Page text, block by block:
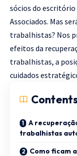
sócios do
Associados. Mas
trabalhistas? Nos
efeitos da
trabalhistas, a
cuidados
A
trabalhistas
Como ficam